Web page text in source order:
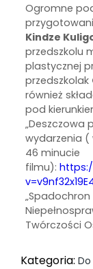
Ogromne
Kindze
przedszkolu
plastycznej
przedszkolak
również
pod
„Deszczowa
wydarzenia
46 minucie
filmu):
„Spadochron
Twórczości
Kategoria: